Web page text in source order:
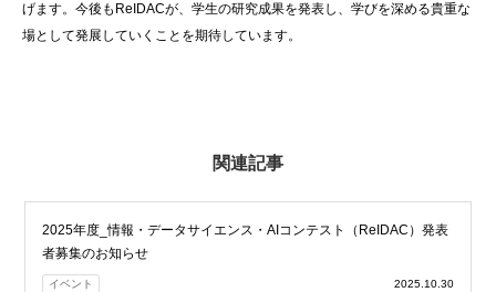
げます。今後もReIDACが、学生の研究成果を発表し、学びを深める貴重な
場として発展していくことを期待しています。
関連記事
2025年度_情報・データサイエンス・AIコンテスト（ReIDAC）発表
者募集のお知らせ
イベント 2025.10.30